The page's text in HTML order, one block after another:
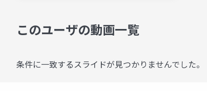
このユーザの動画一覧
条件に一致するスライドが見つかりませんでした。